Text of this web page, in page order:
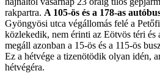
rakpartra. A 105-ös és a 178-as
Gyöngyösi utca végállomás felé a
közlekedik, nem érinti az Eötvös téri és
megáll azonban a 15-ös és a 115-ös
Ez a hétvége a tizenötödik olyan idén,
hétvégéra.